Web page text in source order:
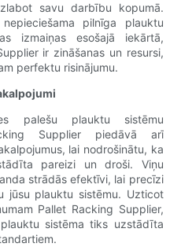
savu darbību kopumā.
pilnīga plauktu
izmaiņas esošajā iekārtā,
ir zināšanas un resursi,
perfektu risinājumu.
palešu plauktu sistēmu
Supplier piedāvā arī
lai nodrošinātu, ka
pareizi un droši. Viņu
strādās efektīvi, lai precīzi
jūsu plauktu sistēmu. Uzticot
Pallet Racking Supplier,
sistēma tiks uzstādīta